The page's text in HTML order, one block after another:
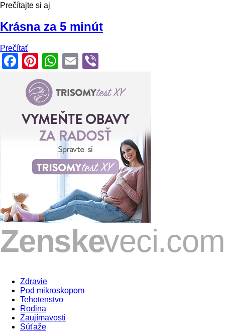
Prečítajte si aj
Krásna za 5 minút
Prečítať
Facebook
Pinterest
WhatsApp
Email
Zdravie
Pod mikroskopom
Tehotenstvo
Rodina
Zaujímavosti
Súťaže